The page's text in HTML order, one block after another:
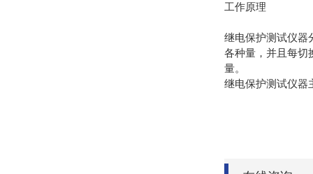
工作原理
继电保护测试仪器
各种量，并且每切
量。
继电保护测试仪器